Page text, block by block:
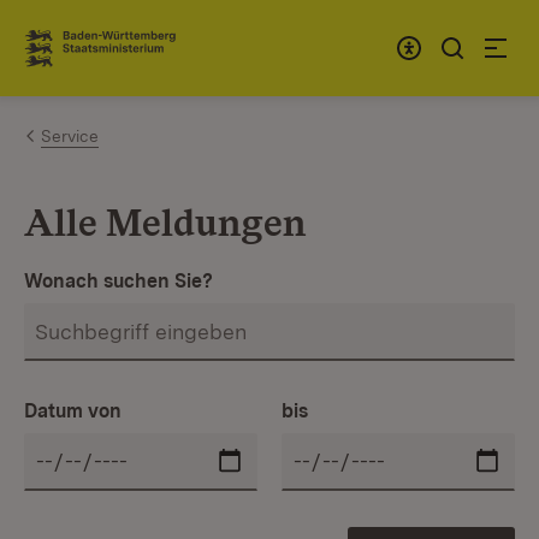
Zum Inhalt springen
Link zur Startseite
Service
Alle Meldungen
Wonach suchen Sie?
Datum von bis